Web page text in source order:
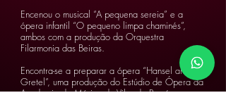
Encenou o musical “A pequena sereia” e a
ópera infantil “O pequeno limpa chaminés”,
ambos com a produção da Orquestra
Filarmonia das Beiras.
Encontra-se a preparar a ópera “Hansel and
Gretel”, uma produção do Estúdio de Ópera da
Academia de Música de Vilar do Paraíso.